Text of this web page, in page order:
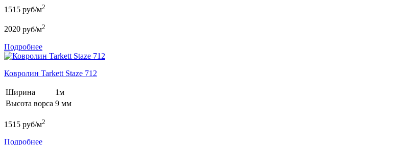
1515 руб/м2
2020 руб/м2
Подробнее
Ковролин Tarkett Staze 712
Ширина
1м
Высота ворса 9 мм
1515 руб/м2
Подробнее